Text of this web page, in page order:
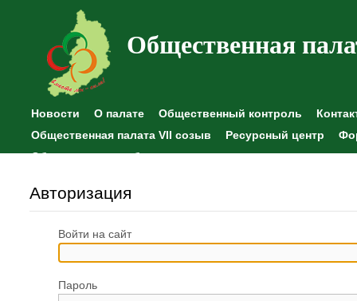
Общественная
Новости О палате Общественный контроль
Общественная палата VII созыв
Ресурсный центр
Общественные наблюдения
Авторизация
Войти на сайт
Пароль